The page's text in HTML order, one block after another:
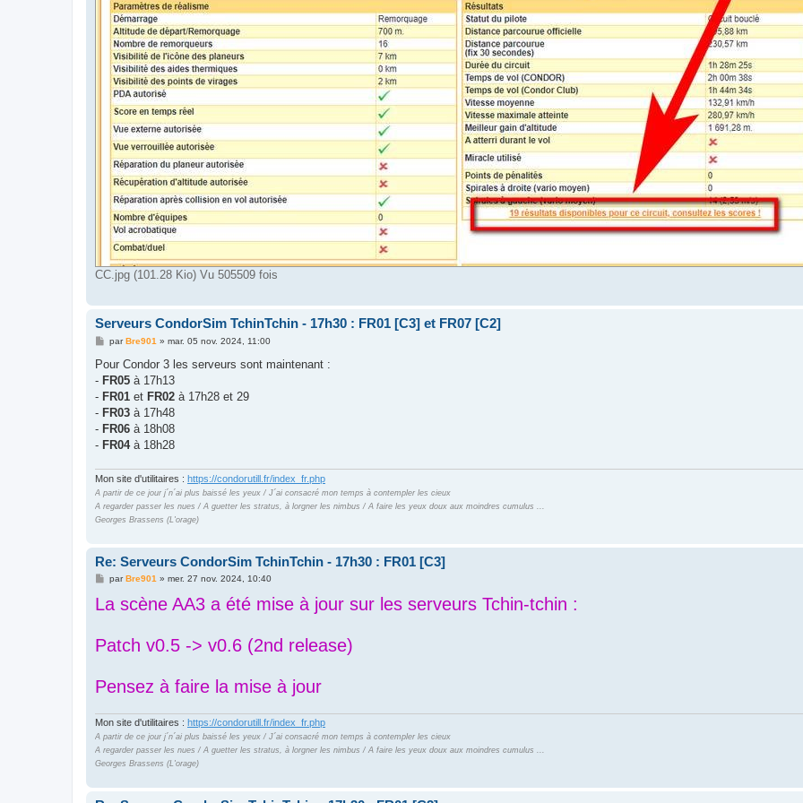
CC.jpg (101.28 Kio) Vu 505509 fois
Serveurs CondorSim TchinTchin - 17h30 : FR01 [C3] et FR07 [C2]
M
s
a
g
parBre901 » mar. 05 nov. 2024, 11:00
Pour Condor 3 les serveurs sont maintenant :
- FR05 à 17h13
- FR01 et FR02 à 17h28 et 29
- FR03 à 17h48
- FR06 à 18h08
- FR04 à 18h28
Mon site d'utilitaires : https://condorutill.fr/index_fr.php
A partir de ce jour j´n´ai plus baissé les yeux / J´ai consacré mon temps à contempler les cieux
A regarder passer les nues / A guetter les stratus, à lorgner les nimbus / A faire les yeux doux aux moindres cumulus ...
Georges Brassens (L'orage)
Re: Serveurs CondorSim TchinTchin - 17h30 : FR01 [C3]
M
s
s
e
parBre901 » mer. 27 nov. 2024, 10:40
La scène AA3 a été mise à jour sur les serveurs Tchin-tchin :
Patch v0.5 -> v0.6 (2nd release)
Pensez à faire la mise à jour
Mon site d'utilitaires : https://condorutill.fr/index_fr.php
A partir de ce jour j´n´ai plus baissé les yeux / J´ai consacré mon temps à contempler les cieux
A regarder passer les nues / A guetter les stratus, à lorgner les nimbus / A faire les yeux doux aux moindres cumulus ...
Georges Brassens (L'orage)